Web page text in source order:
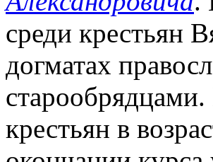
среди крестьян
догматах
крестьян в